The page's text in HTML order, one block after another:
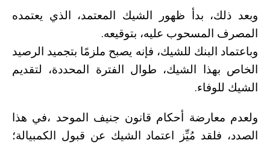
وبعد ذلك، بدأ ظهور الشيك المعتمد، الذي يعتمده
المصرف المسحوب عليه، بتوقيعه.
وباعتماد البنك للشيك، فإنه يصبح ملزمًا بتجميد الرصيد
الخاص بهذا الشيك، طوال الفترة المحددة، لتقديم
الشيك للوفاء.
ولعدم معارضة أحكام قانون جنيف الموحد ،في هذا
الصدد، فلقد مُيِّز اعتماد الشيك عن قبول الكمبيالة؛